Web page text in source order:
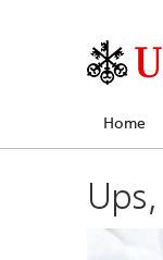
Home